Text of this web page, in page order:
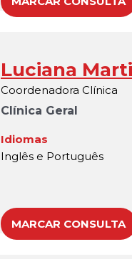
Luciana
Coordenadora Clínica
Clínica Geral
Idiomas
Inglês e Português
MARCAR CONSULTA